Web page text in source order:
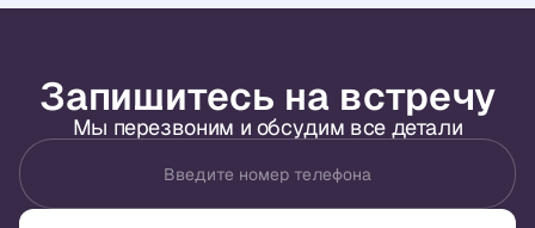
Запишитесь на встречу
Мы перезвоним и обсудим все детали
Введите номер телефона